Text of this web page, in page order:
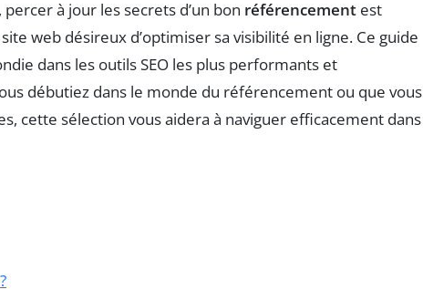
à jour les secrets d’un bon référencement est
web désireux d’optimiser sa visibilité en ligne. Ce guide
dans les outils SEO les plus performants et
débutiez dans le monde du référencement ou que vous
cette sélection vous aidera à naviguer efficacement dans